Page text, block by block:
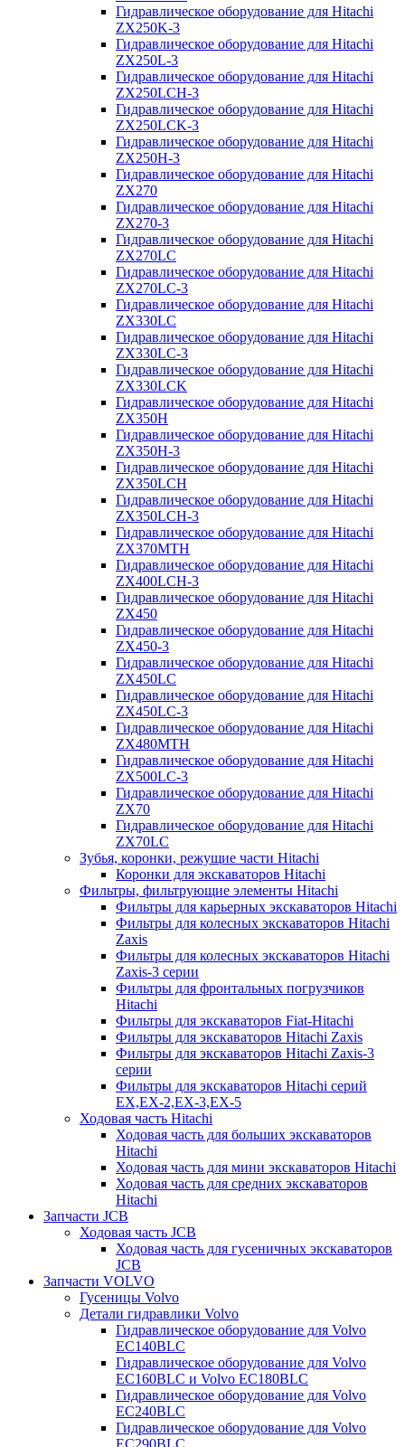
Гидравлическое оборудование для Hitachi
ZX250K-3
Гидравлическое оборудование для Hitachi
ZX250L-3
Гидравлическое оборудование для Hitachi
ZX250LCH-3
Гидравлическое оборудование для Hitachi
ZX250LCK-3
Гидравлическое оборудование для Hitachi
ZX250Н-3
Гидравлическое оборудование для Hitachi
ZX270
Гидравлическое оборудование для Hitachi
ZX270-3
Гидравлическое оборудование для Hitachi
ZX270LC
Гидравлическое оборудование для Hitachi
ZX270LC-3
Гидравлическое оборудование для Hitachi
ZX330LC
Гидравлическое оборудование для Hitachi
ZX330LC-3
Гидравлическое оборудование для Hitachi
ZX330LCK
Гидравлическое оборудование для Hitachi
ZX350H
Гидравлическое оборудование для Hitachi
ZX350H-3
Гидравлическое оборудование для Hitachi
ZX350LCH
Гидравлическое оборудование для Hitachi
ZX350LCH-3
Гидравлическое оборудование для Hitachi
ZX370MTH
Гидравлическое оборудование для Hitachi
ZX400LCH-3
Гидравлическое оборудование для Hitachi
ZX450
Гидравлическое оборудование для Hitachi
ZX450-3
Гидравлическое оборудование для Hitachi
ZX450LC
Гидравлическое оборудование для Hitachi
ZX450LC-3
Гидравлическое оборудование для Hitachi
ZX480MTH
Гидравлическое оборудование для Hitachi
ZX500LC-3
Гидравлическое оборудование для Hitachi
ZX70
Гидравлическое оборудование для Hitachi
ZX70LC
Зубья, коронки, режущие части Hitachi
Коронки для экскаваторов Hitachi
Фильтры, фильтрующие элементы Hitachi
Фильтры для карьерных экскаваторов Hitachi
Фильтры для колесных экскаваторов Hitachi
Zaxis
Фильтры для колесных экскаваторов Hitachi
Zaxis-3 серии
Фильтры для фронтальных погрузчиков
Hitachi
Фильтры для экскаваторов Fiat-Hitachi
Фильтры для экскаваторов Hitachi Zaxis
Фильтры для экскаваторов Hitachi Zaxis-3
серии
Фильтры для экскаваторов Hitachi серий
EX,EX-2,EX-3,EX-5
Ходовая часть Hitachi
Ходовая часть для больших экскаваторов
Hitachi
Ходовая часть для мини экскаваторов Hitachi
Ходовая часть для средних экскаваторов
Hitachi
Запчасти JCB
Ходовая часть JCB
Ходовая часть для гусеничных экскаваторов
JCB
Запчасти VOLVO
Гусеницы Volvo
Детали гидравлики Volvo
Гидравлическое оборудование для Volvo
EC140BLC
Гидравлическое оборудование для Volvo
EC160BLC и Volvo EC180BLC
Гидравлическое оборудование для Volvo
EC240BLC
Гидравлическое оборудование для Volvo
EC290BLC